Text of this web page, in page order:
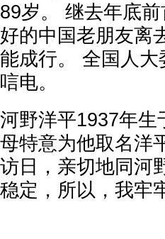
89岁。 继去年底
好的中国老朋友离
能成行。 全国人
唁电。
河野洋平1937年生
母特意为他取名洋
访日，亲切地同河
稳定，所以，我牢